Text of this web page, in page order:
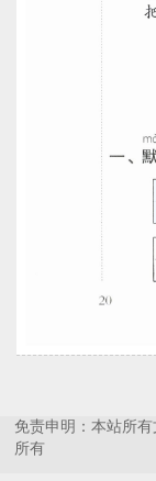
免责申明：本站所
所有